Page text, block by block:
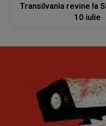
Transilvania revine la
10 iulie